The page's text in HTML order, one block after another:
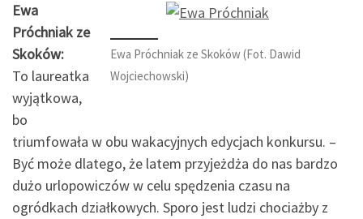
Ewa Próchniak ze Skoków (Fot. Dawid
Wojciechowski)
Ewa
Próchniak ze
Skoków:
To laureatka
wyjątkowa,
bo
triumfowała w obu wakacyjnych edycjach konkursu. –
Być może dlatego, że latem przyjeżdża do nas bardzo
dużo urlopowiczów w celu spędzenia czasu na
ogródkach działkowych. Sporo jest ludzi chociażby z